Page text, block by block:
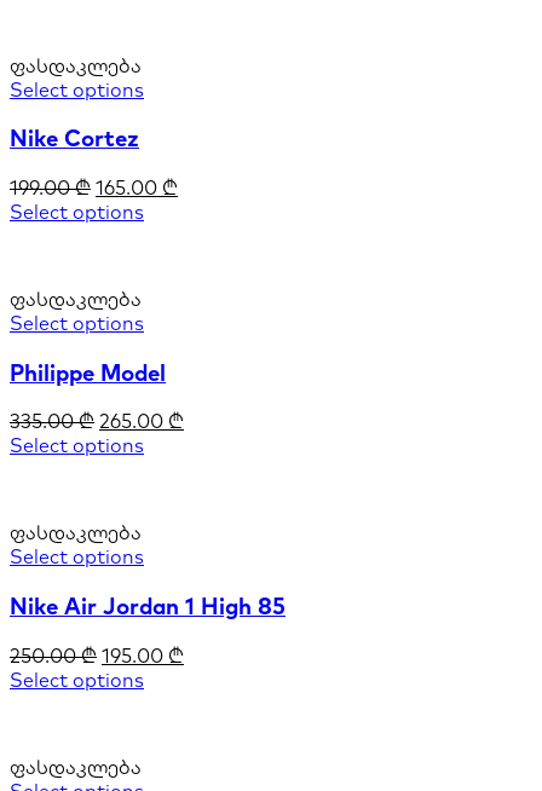
ფასდაკლება
Select options
Nike Cortez
199.00₾ 165.00 ₾
Select options
ფასდაკლება
Select options
Philippe Model
335.00₾ 265.00 ₾
Select options
ფასდაკლება
Select options
Nike Air Jordan 1 High 85
250.00₾ 195.00 ₾
Select options
ფასდაკლება